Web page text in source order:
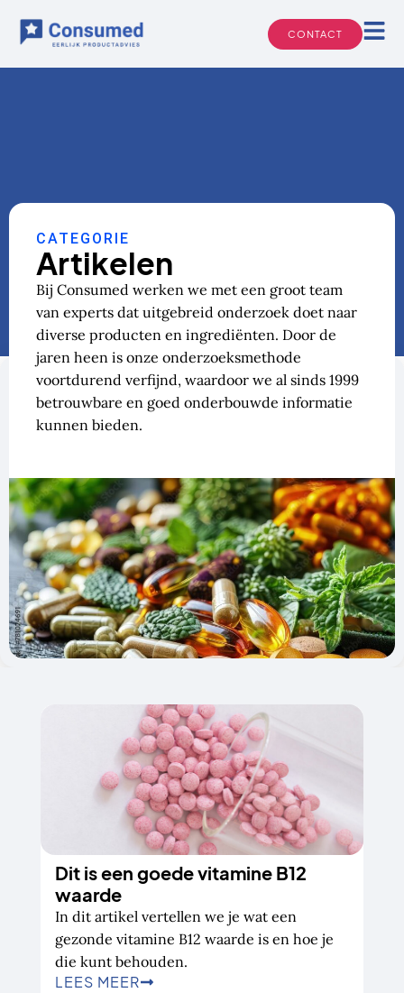
naar
CONTACT
CATEGORIE
Artikelen
Bij Consumed werken we met een groot team
van experts dat uitgebreid onderzoek doet naar
diverse producten en ingrediënten. Door de
jaren heen is onze onderzoeksmethode
voortdurend verfijnd, waardoor we al sinds 1999
betrouwbare en goed onderbouwde informatie
kunnen bieden.
Dit is een goede vitamine B12
waarde
In dit artikel vertellen we je wat een
gezonde vitamine B12 waarde is en hoe je
die kunt behouden.
LEES MEER
Pagina
PaginaPaginaPagina